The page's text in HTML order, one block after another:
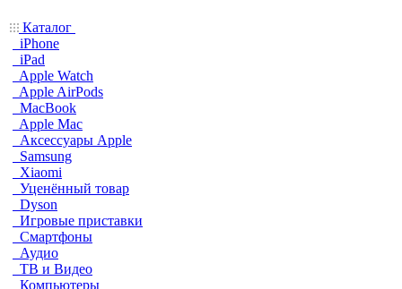
Каталог
iPhone
iPad
Apple Watch
Apple AirPods
MacBook
Apple Mac
Аксессуары Apple
Samsung
Xiaomi
Уценённый товар
Dyson
Игровые приставки
Смартфоны
Аудио
ТВ и Видео
Компьютеры